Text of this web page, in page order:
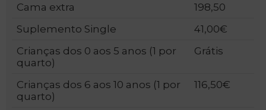
PT
Cama extra
198,50
Suplemento Single
41,00€
Crianças dos 0 aos 5 anos (1 por
quarto)
Grátis
Crianças dos 6 aos 10 anos (1 por
quarto)
116,50€